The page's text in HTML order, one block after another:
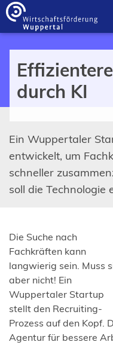
Inhalt anspringen
durch KI
Ein Wuppertaler
entwickelt, um
schneller
soll die Technologie
Die Suche nach
Fachkräften kann
langwierig sein. Muss
aber nicht! Ein
Wuppertaler Startup
stellt den Recruiting-
Prozess auf den Kopf.
Agentur für bessere